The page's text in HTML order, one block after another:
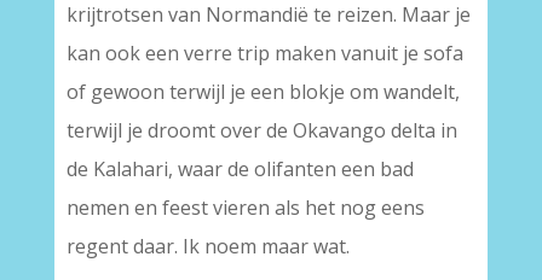
krijtrotsen van Normandië te reizen. Maar je
kan ook een verre trip maken vanuit je sofa
of gewoon terwijl je een blokje om wandelt,
terwijl je droomt over de Okavango delta in
de Kalahari, waar de olifanten een bad
nemen en feest vieren als het nog eens
regent daar. Ik noem maar wat.